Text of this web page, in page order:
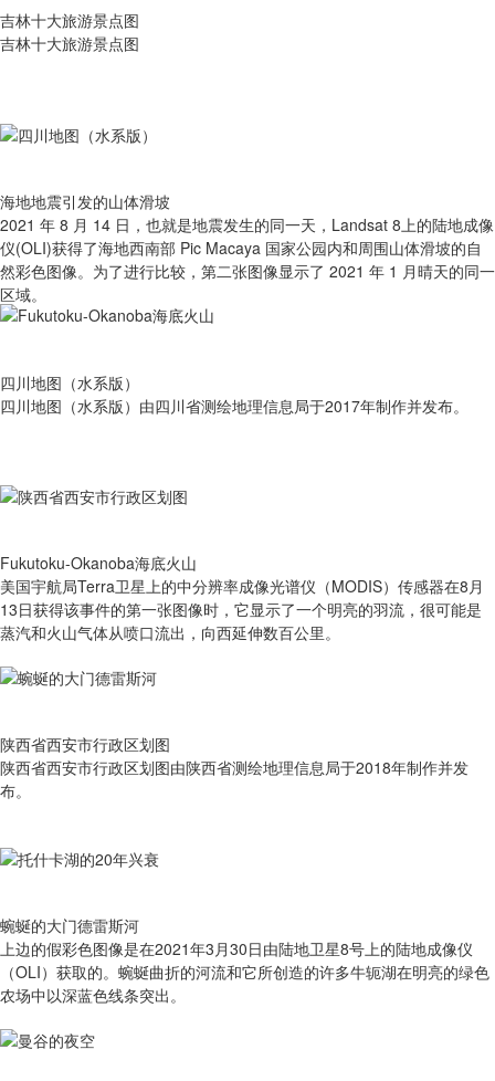
吉林十大旅游景点图
吉林十大旅游景点图
海地地震引发的山体滑坡
2021 年 8 月 14 日，也就是地震发生的同一天，Landsat 8上的陆地成像
仪(OLI)获得了海地西南部 Pic Macaya 国家公园内和周围山体滑坡的自
然彩色图像。为了进行比较，第二张图像显示了 2021 年 1 月晴天的同一
区域。
四川地图（水系版）
四川地图（水系版）由四川省测绘地理信息局于2017年制作并发布。
Fukutoku-Okanoba海底火山
美国宇航局Terra卫星上的中分辨率成像光谱仪（MODIS）传感器在8月
13日获得该事件的第一张图像时，它显示了一个明亮的羽流，很可能是
蒸汽和火山气体从喷口流出，向西延伸数百公里。
陕西省西安市行政区划图
陕西省西安市行政区划图由陕西省测绘地理信息局于2018年制作并发
布。
蜿蜒的大门德雷斯河
上边的假彩色图像是在2021年3月30日由陆地卫星8号上的陆地成像仪
（OLI）获取的。蜿蜒曲折的河流和它所创造的许多牛轭湖在明亮的绿色
农场中以深蓝色线条突出。